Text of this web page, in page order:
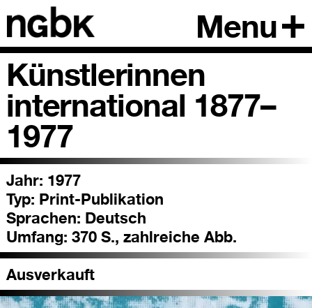
Menu
Künstlerinnen
international 1877–
1977
Jahr: 1977
Typ: Print-Publikation
Sprachen: Deutsch
Umfang: 370 S., zahlreiche Abb.
Ausverkauft